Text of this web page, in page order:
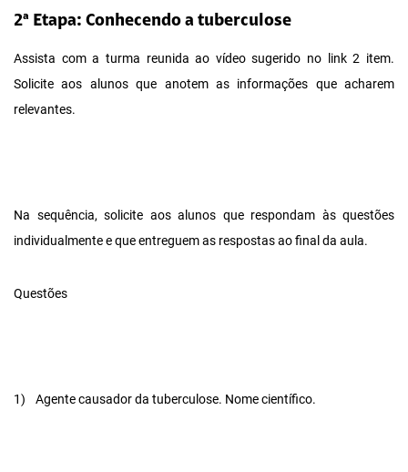
2ª Etapa: Conhecendo a tuberculose
Assista com a turma reunida ao vídeo sugerido no link 2 item.
Solicite aos alunos que anotem as informações que acharem
relevantes.
Na sequência, solicite aos alunos que respondam às questões
individualmente e que entreguem as respostas ao final da aula.
Questões
1) Agente causador da tuberculose. Nome científico.